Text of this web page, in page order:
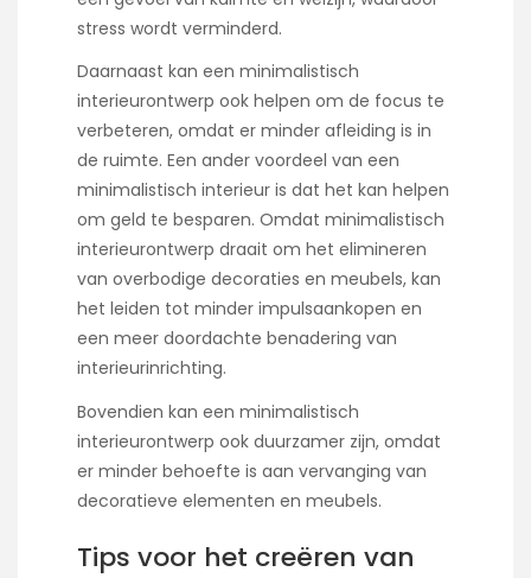
stress wordt verminderd.
Daarnaast kan een minimalistisch
interieurontwerp ook helpen om de focus te
verbeteren, omdat er minder afleiding is in
de ruimte. Een ander voordeel van een
minimalistisch interieur is dat het kan helpen
om geld te besparen. Omdat minimalistisch
interieurontwerp draait om het elimineren
van overbodige decoraties en meubels, kan
het leiden tot minder impulsaankopen en
een meer doordachte benadering van
interieurinrichting.
Bovendien kan een minimalistisch
interieurontwerp ook duurzamer zijn, omdat
er minder behoefte is aan vervanging van
decoratieve elementen en meubels.
Tips voor het creëren van